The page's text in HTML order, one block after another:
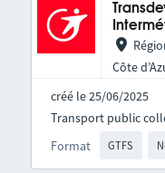
Côte
créé le 25/06/2025
Format GTFS
Transport public